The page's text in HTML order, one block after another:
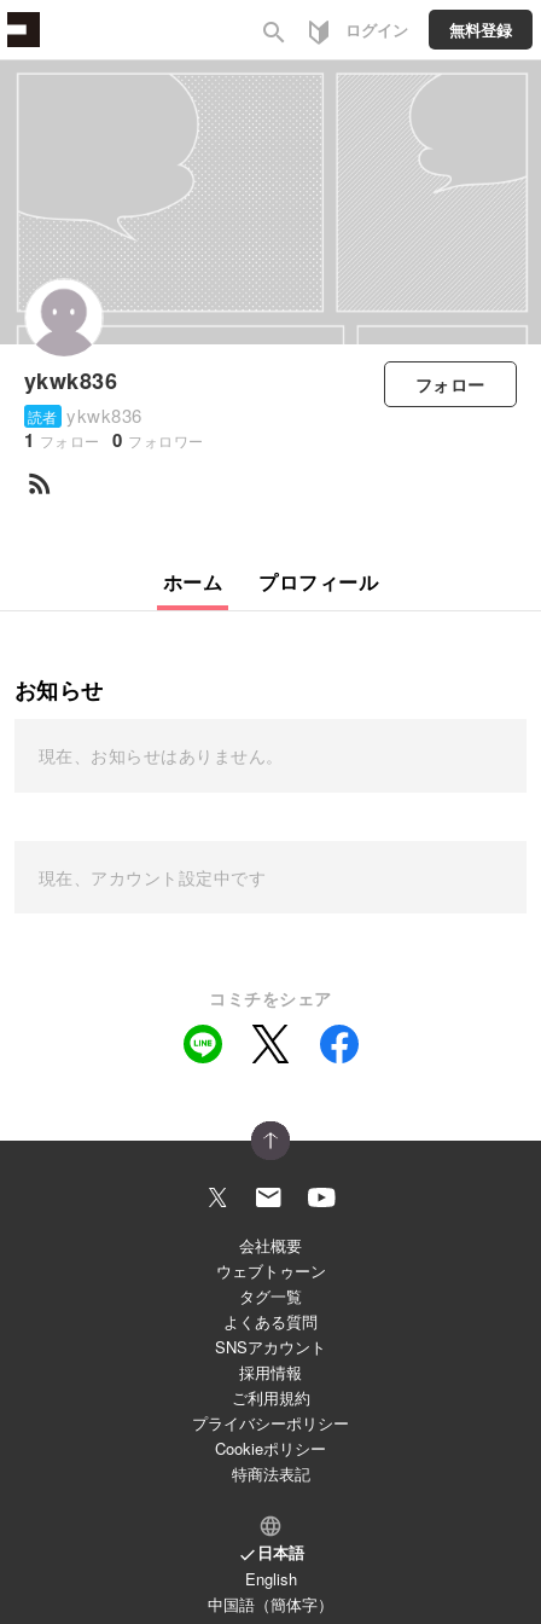
search ログイン 無料登録
ykwk836
読者 ykwk836
1 フォロー 0 フォロワー
フォロー
rss_feed
ホーム プロフィール
お知らせ
現在、お知らせはありません。
現在、アカウント設定中です
コミチをシェア
会社概要
ウェブトゥーン
タグ一覧
よくある質問
SNSアカウント
採用情報
ご利用規約
プライバシーポリシー
Cookieポリシー
特商法表記
日本語
English
中国語（簡体字）